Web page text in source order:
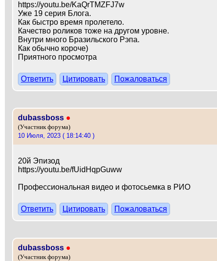
https://youtu.be/KaQrTMZFJ7w
Уже 19 серия Блога.
Как быстро время пролетело.
Качество роликов тоже на другом уровне.
Внутри много Бразильского Рэпа.
Как обычно короче)
Приятного просмотра
Ответить Цитировать Пожаловаться
dubassboss ●
(Участник форума)
10 Июля, 2023 ( 18:14:40 )
20й Эпизод
https://youtu.be/fUidHqpGuww
Профессиональная видео и фотосьемка в РИО
Ответить Цитировать Пожаловаться
dubassboss ●
(Участник форума)